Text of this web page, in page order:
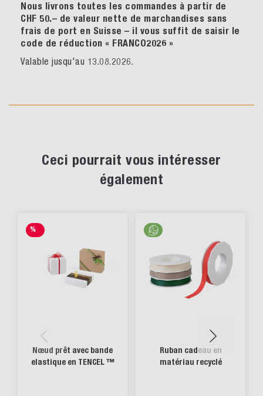
Nous livrons toutes les commandes à partir de
CHF 50.– de valeur nette de marchandises sans
frais de port en Suisse – il vous suffit de saisir le
code de réduction « FRANCO2026 »
Valable jusqu'au 13.08.2026.
Ceci pourrait vous intéresser
également
%
Nœud prêt avec bande
elastique en TENCEL ™
Ruban cadeau en
matériau recyclé